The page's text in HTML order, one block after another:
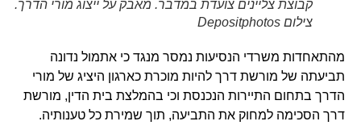
קבוצת צליינים צועדת במדבר. מאבק על ייצוג מורי הדרך.
צילום Depositphotos
מהתאחדות משרדי הנסיעות נמסר מנגד כי אתמול נדונה
תביעתה של מורשת דרך להיות מוכרת כארגון היציג של מורי
הדרך בתחום התיירות הנכנסת וכי בהמלצת בית הדין, מורשת
דרך הסכימה למחוק את התביעה, תוך שמירת כל טענותיה.